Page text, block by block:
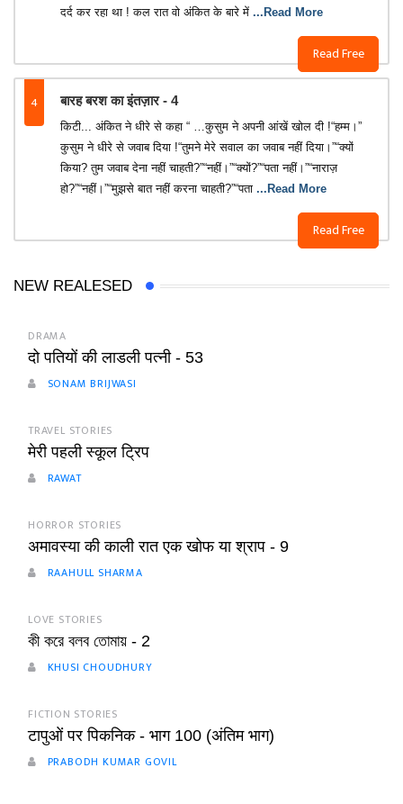
Read Free
दर्द कर रहा था ! कल रात वो अंकित के बारे में ...Read More
4 बारह बरश का इंतज़ार - 4
Read Free
किटी... अंकित ने धीरे से कहा “ …कुसुम ने अपनी आंखें खोल दी !“हम्म।”
कुसुम ने धीरे से जवाब दिया !“तुमने मेरे सवाल का जवाब नहीं दिया।”“क्यों
किया? तुम जवाब देना नहीं चाहती?”“नहीं।”“क्यों?”“पता नहीं।”“नाराज़
हो?”“नहीं।”“मुझसे बात नहीं करना चाहती?”“पता ...Read More
NEW REALESED
DRAMA
दो पतियों की लाडली पत्नी - 53
SONAM BRIJWASI
TRAVEL STORIES
मेरी पहली स्कूल ट्रिप
RAWAT
HORROR STORIES
अमावस्या की काली रात एक खोफ या श्राप - 9
RAAHULL SHARMA
LOVE STORIES
কী করে বলব তোমায় - 2
KHUSI CHOUDHURY
FICTION STORIES
टापुओं पर पिकनिक - भाग 100 (अंतिम भाग)
PRABODH KUMAR GOVIL